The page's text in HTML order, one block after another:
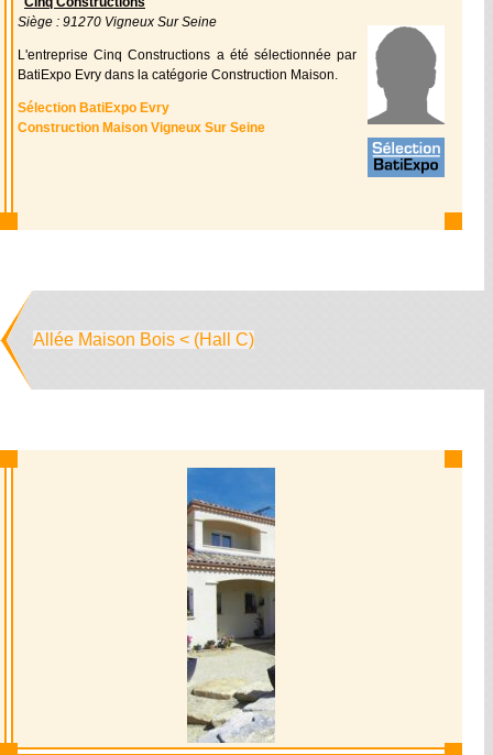
Siège : 91270 Vigneux Sur Seine
L'entreprise Cinq Constructions a été sélectionnée par
BatiExpo Evry dans la catégorie Construction Maison.
Sélection BatiExpo Evry
Construction Maison Vigneux Sur Seine
Allée Maison Bois < (Hall C)